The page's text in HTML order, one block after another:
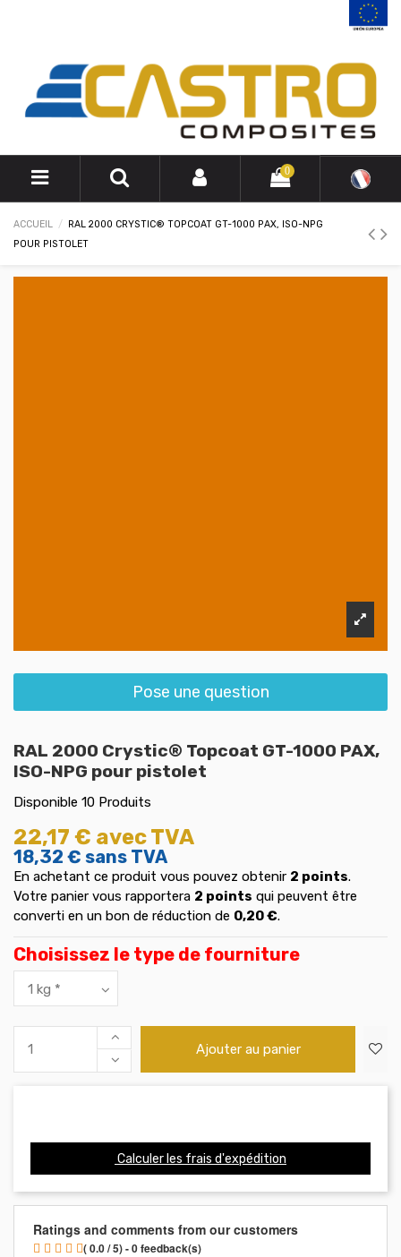
0
ACCUEIL
RAL 2000 CRYSTIC® TOPCOAT GT-1000 PAX, ISO-NPG
POUR PISTOLET
Pose une question
RAL 2000 Crystic® Topcoat GT-1000 PAX,
ISO-NPG pour pistolet
Disponible 10 Produits
22,17 € avec TVA
18,32 € sans TVA
En achetant ce produit vous pouvez obtenir 2 points.
Votre panier vous rapportera 2 points qui peuvent être
converti en un bon de réduction de 0,20 €.
Choisissez le type de fourniture
Ajouter au panier
Calculer les frais d'expédition
Ratings and comments from our customers
( 0.0 / 5) - 0 feedback(s)